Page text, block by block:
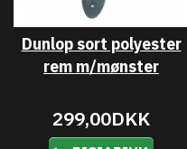
Dunlop sort polyester
rem m/mønster
299,00DKK